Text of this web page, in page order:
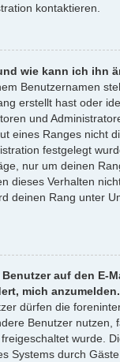
kontaktieren.
wie kann ich ihn
Benutzernamen
erstellt hast oder
und
eines Ranges nicht
festgelegt
nur um deinen
dieses Verhalten
deinen Rang unter
auf den E-
mich anzumelden.
dürfen die
Benutzer nutzen,
wurde.
Systems durch Gäste